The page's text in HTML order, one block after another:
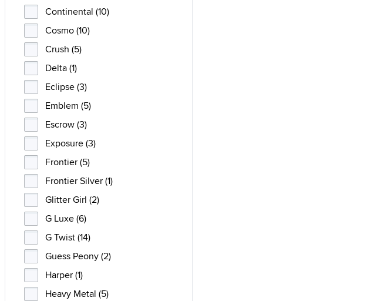
Continental (10)
Cosmo (10)
Crush (5)
Delta (1)
Eclipse (3)
Emblem (5)
Escrow (3)
Exposure (3)
Frontier (5)
Frontier Silver (1)
Glitter Girl (2)
G Luxe (6)
G Twist (14)
Guess Peony (2)
Harper (1)
Heavy Metal (5)